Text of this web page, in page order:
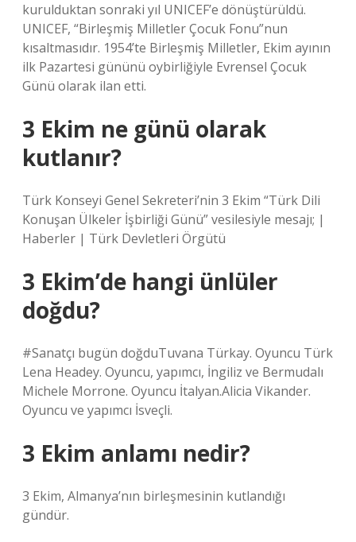
kurulduktan sonraki yıl UNICEF’e dönüştürüldü.
UNICEF, “Birleşmiş Milletler Çocuk Fonu”nun
kısaltmasıdır. 1954’te Birleşmiş Milletler, Ekim ayının
ilk Pazartesi gününü oybirliğiyle Evrensel Çocuk
Günü olarak ilan etti.
3 Ekim ne günü olarak
kutlanır?
Türk Konseyi Genel Sekreteri’nin 3 Ekim “Türk Dili
Konuşan Ülkeler İşbirliği Günü” vesilesiyle mesajı; |
Haberler | Türk Devletleri Örgütü
3 Ekim’de hangi ünlüler
doğdu?
#Sanatçı bugün doğduTuvana Türkay. Oyuncu Türk
Lena Headey. Oyuncu, yapımcı, İngiliz ve Bermudalı
Michele Morrone. Oyuncu İtalyan.Alicia Vikander.
Oyuncu ve yapımcı İsveçli.
3 Ekim anlamı nedir?
3 Ekim, Almanya’nın birleşmesinin kutlandığı
gündür.